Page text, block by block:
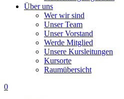
Über uns
Wer wir sind
Unser Team
Unser Vorstand
Werde Mitglied
Unsere Kursleitungen
Kursorte
Raumübersicht
0